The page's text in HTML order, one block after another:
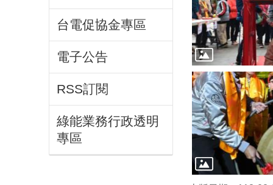
台電促協金專區
電子公告
RSS訂閱
綠能業務行政透明
專區